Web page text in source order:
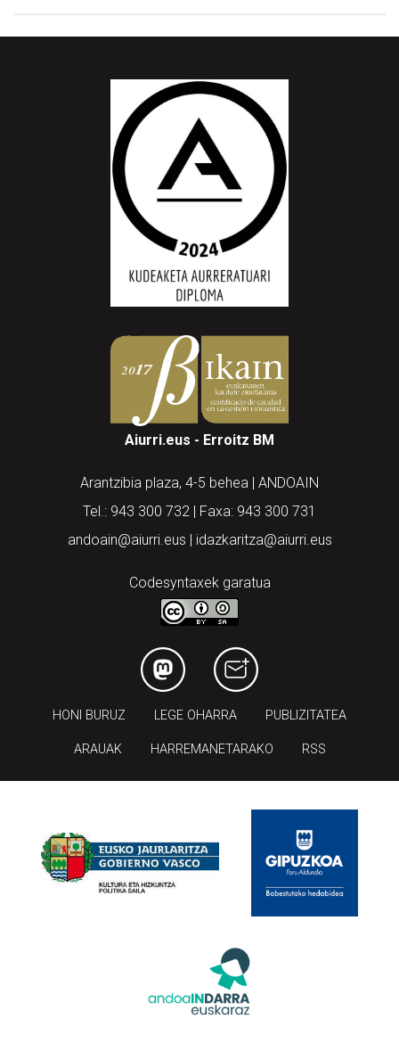
Aiurri.eus - Erroitz BM
Arantzibia plaza, 4-5 behea | ANDOAIN
Tel.: 943 300 732 | Faxa: 943 300 731
andoain@aiurri.eus | idazkaritza@aiurri.eus
Codesyntaxek garatua
HONI BURUZ LEGE OHARRA PUBLIZITATEA
ARAUAK HARREMANETARAKO RSS